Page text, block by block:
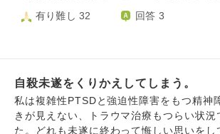
にいたいと言う気持ちに応えられないこと
りのんびりしたり出かけたり。休みの日は
ます。文面だけ見たら優雅で貴族かと思
も、実際は聴覚過敏があったり他の人は感
その場にいるだけで疲れてしまう特性があ
ぎて 自分を信用できません 教えを信用できません
死念慮は消えません。 自分の考えてる生き方は冬季だけ働
くと言うものですが、ほとんどの人は働け
最近成人向け漫画書いてる人の収入が高い
を描いたりしたいと言っていつまでもやら
しました。 何も続かない。 早く死にたいです。 昔から人間
の悩みは変わらないのに今何とか出来るわ
有り難し 32 回答 3
自殺未遂をくりかえしてしまう。
私は複雑性PTSDと強迫性障害をもつ精神
きが見えない、トラウマ治療もつらい状況
た。どれも未遂に終わって悔しい思いをし